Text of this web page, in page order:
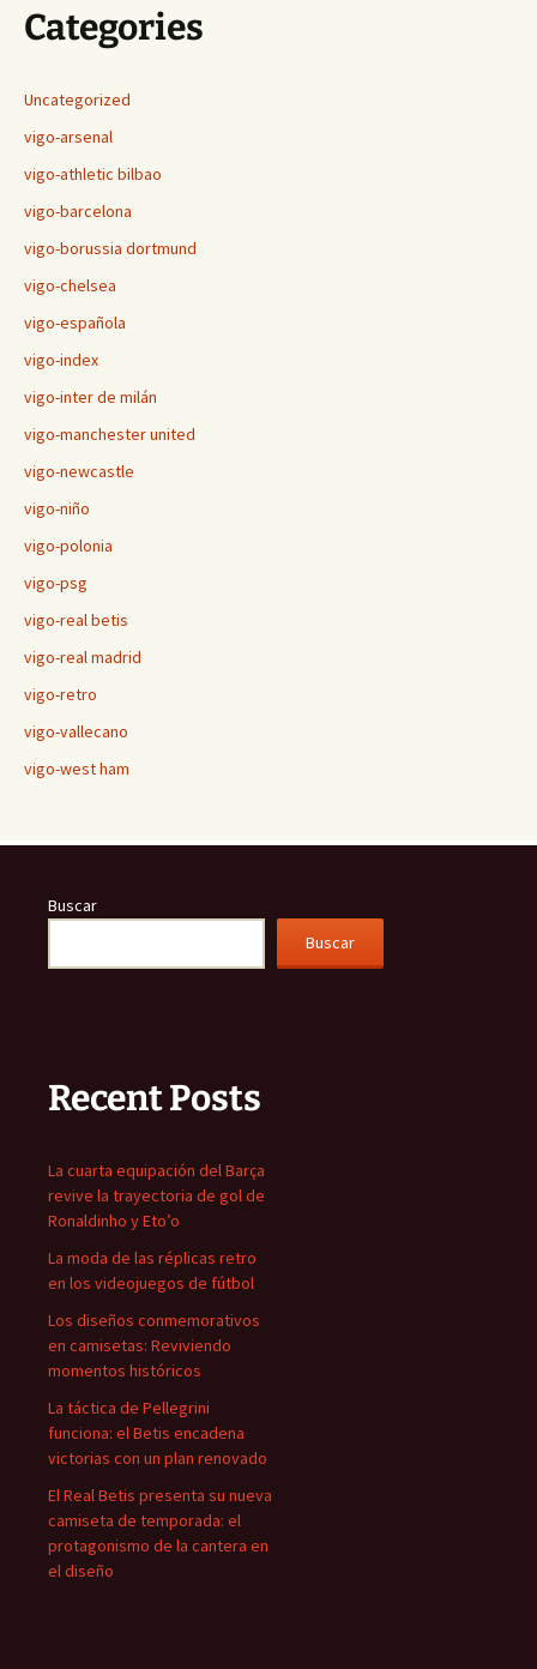
Categories
Uncategorized
vigo-arsenal
vigo-athletic bilbao
vigo-barcelona
vigo-borussia dortmund
vigo-chelsea
vigo-española
vigo-index
vigo-inter de milán
vigo-manchester united
vigo-newcastle
vigo-niño
vigo-polonia
vigo-psg
vigo-real betis
vigo-real madrid
vigo-retro
vigo-vallecano
vigo-west ham
Buscar
Buscar
Recent Posts
La cuarta equipación del Barça
revive la trayectoria de gol de
Ronaldinho y Eto’o
La moda de las réplicas retro
en los videojuegos de fútbol
Los diseños conmemorativos
en camisetas: Reviviendo
momentos históricos
La táctica de Pellegrini
funciona: el Betis encadena
victorias con un plan renovado
El Real Betis presenta su nueva
camiseta de temporada: el
protagonismo de la cantera en
el diseño